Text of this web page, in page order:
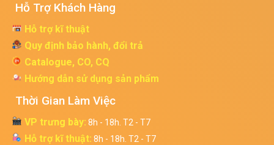
Hỗ Trợ Khách Hàng
Hỗ trợ kĩ thuật
Quy định bảo hành, đổi trả
Catalogue, CO, CQ
Hướng dẫn sử dụng sản phẩm
Thời Gian Làm Việc
VP trưng bày: 8h - 18h. T2 - T7
Hỗ trợ kĩ thuật: 8h - 18h. T2 - T7